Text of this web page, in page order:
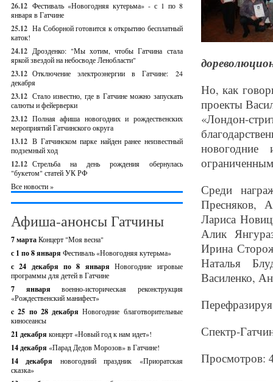
26.12 Фестиваль «Новогодняя кутерьма» - с 1 по 8
января в Гатчине
25.12 На Соборной готовится к открытию бесплатный
каток!
24.12 Дрозденко: "Мы хотим, чтобы Гатчина стала
яркой звездой на небосводе Ленобласти"
23.12 Отключение электроэнергии в Гатчине: 24
декабря
23.12 Стало известно, где в Гатчине можно запускать
салюты и фейерверки
23.12 Полная афиша новогодних и рождественских
мероприятий Гатчинского округа
13.12 В Гатчинском парке найден ранее неизвестный
подземный ход
12.12 Стрельба на день рождения обернулась
"букетом" статей УК РФ
Все новости »
Афиша-анонсы Гатчины
7 мартаКонцерт "Моя весна"
с 1 по 8 января Фестиваль «Новогодняя кутерьма»
с 24 декабря по 8 январяНовогодние игровые
программы для детей в Гатчине
7 январявоенно-историческая реконструкция
«Рождественский манифест»
c 25 по 28 декабряНовогодние благотворительные
киносеансы
21 декабря концерт «Новый год к нам идет»!
14 декабря «Парад Дедов Морозов» в Гатчине!
14 декабря новогодний праздник «Приоратская
сказка»
Но, как
проекты
«Лондон-
Среди
Пресняков,
Лариса
Алик
Ирина
Наталья
Василенко,
Спектр-
Просмотров: